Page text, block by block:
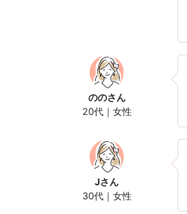
ののさん
20代｜女性
Jさん
30代｜女性